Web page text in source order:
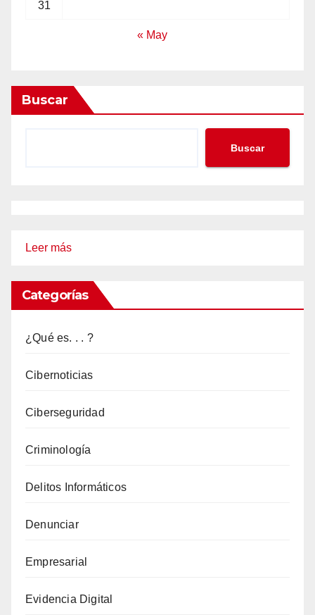
31
« May
Buscar
Buscar
Leer más:
Evidencia
Digital
Categorías
¿Qué es. . . ?
Cibernoticias
Ciberseguridad
Criminología
Delitos Informáticos
Denunciar
Empresarial
Evidencia Digital